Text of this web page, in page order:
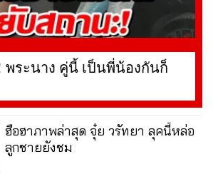
พระนาง คู่นี้ เป็นพี่น้องกันก็
ฮือฮาภาพล่าสุด จุ๋ย วรัทยา ลุคนี้หล่อ
ลูกชายยังชม